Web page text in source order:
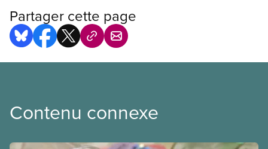
Partager cette page
Contenu connexe